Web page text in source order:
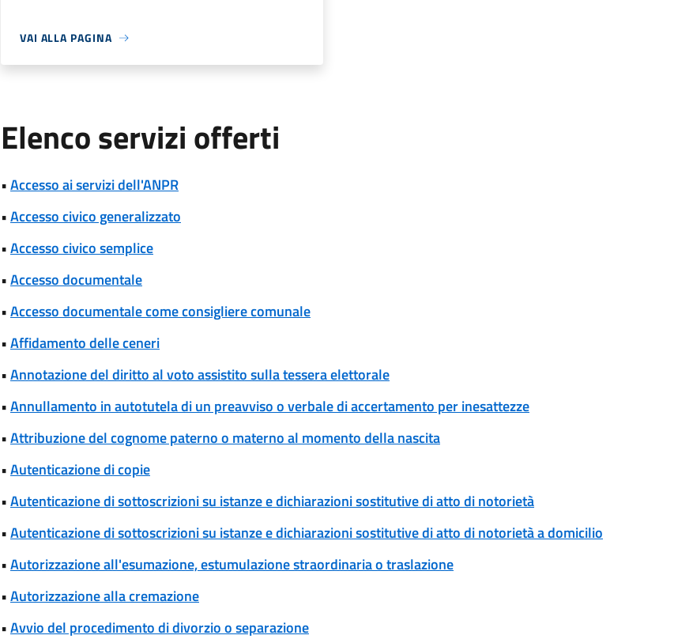
VAI ALLA PAGINA
Elenco servizi offerti
•Accesso ai servizi dell'ANPR
•Accesso civico generalizzato
•Accesso civico semplice
•Accesso documentale
•Accesso documentale come consigliere comunale
•Affidamento delle ceneri
•Annotazione del diritto al voto assistito sulla tessera elettorale
•Annullamento in autotutela di un preavviso o verbale di accertamento per inesattezze
•Attribuzione del cognome paterno o materno al momento della nascita
•Autenticazione di copie
•Autenticazione di sottoscrizioni su istanze e dichiarazioni sostitutive di atto di notorietà
•Autenticazione di sottoscrizioni su istanze e dichiarazioni sostitutive di atto di notorietà a domicilio
•Autorizzazione all'esumazione, estumulazione straordinaria o traslazione
•Autorizzazione alla cremazione
•Avvio del procedimento di divorzio o separazione